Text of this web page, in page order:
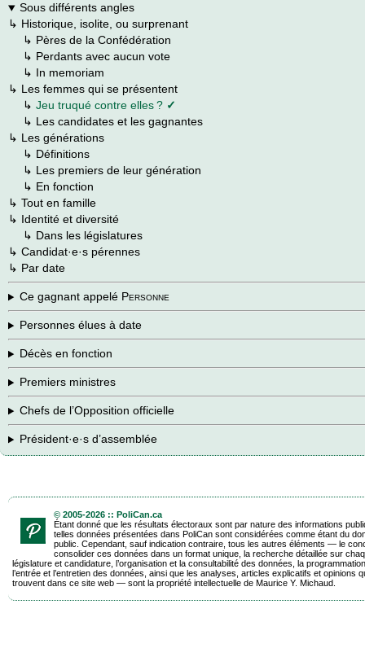
Sous différents angles
↳ Historique, isolite, ou surprenant
↳ Pères de la Confédération
↳ Perdants avec aucun vote
↳ In memoriam
↳ Les femmes qui se présentent
↳ Jeu truqué contre elles ? ✓
↳ Les candidates et les gagnantes
↳ Les générations
↳ Définitions
↳ Les premiers de leur génération
↳ En fonction
↳ Tout en famille
↳ Identité et diversité
↳ Dans les législatures
↳ Candidat·e·s pérennes
↳ Par date
Ce gagnant appelé Personne
Personnes élues à date
Décès en fonction
Premiers ministres
Chefs de l’Opposition officielle
Président·e·s d’assemblée
© 2005-2026 :: PoliCan.ca
Étant donné que les résultats électoraux sont par nature des informations
telles données présentées dans PoliCan sont considérées comme étant du
public. Cependant, sauf indication contraire, tous les autres éléments — le
consolider ces données dans un format unique, la recherche détaillée sur
législature et candidature, l’organisation et la consultabilité des données, la
l’entrée et l’entretien des données, ainsi que les analyses, articles explicatifs et opinions
trouvent dans ce site web — sont la propriété intellectuelle de Maurice Y. Michaud.